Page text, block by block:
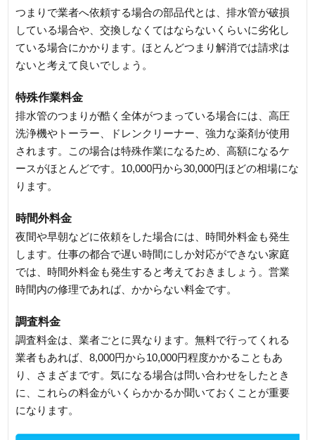
つまりで業者へ依頼する場合の部品代とは、排水管が破損
している場合や、交換しなくてはならないくらいに劣化し
ている場合にかかります。ほとんどつまり解消では請求は
ないと考えて良いでしょう。
特殊作業料金
排水管のつまりが酷く全体がつまっている場合には、高圧
洗浄機やトーラー、ドレンクリーナー、強力な薬剤が使用
されます。この場合は特殊作業になるため、高額になるケ
ースがほとんどです。10,000円から30,000円ほどの相場にな
ります。
時間外料金
夜間や早朝などに依頼をした場合には、時間外料金も発生
します。仕事の都合で遅い時間にしか対応ができない家庭
では、時間外料金も発生すると考えておきましょう。営業
時間内の修理であれば、かからない料金です。
調査料金
調査料金は、業者ごとに異なります。無料で行ってくれる
業者もあれば、8,000円から10,000円程度かかることもあ
り、さまざまです。気になる場合は問い合わせをしたとき
に、これらの料金がいくらかかるか聞いておくことが重要
になります。